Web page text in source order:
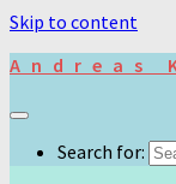
Skip to content
Andreas
Search for: